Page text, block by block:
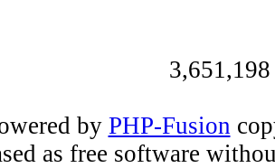
by PHP-Fusion
as free software